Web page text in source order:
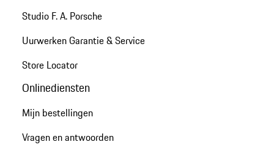
Studio F. A. Porsche
Uurwerken Garantie & Service
Store Locator
Onlinediensten
Mijn bestellingen
Vragen en antwoorden